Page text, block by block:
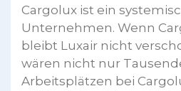
Cargolux ist ein
Unternehmen. Wenn
bleibt Luxair nicht
wären nicht nur
Arbeitsplätzen bei